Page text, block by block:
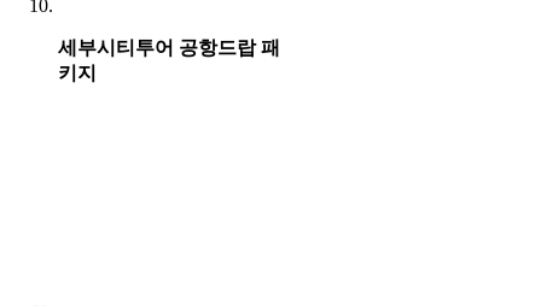
세부시티투어 공항드랍 패
키지